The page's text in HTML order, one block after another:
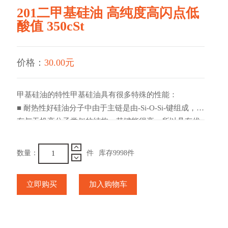
201二甲基硅油 高纯度高闪点低
酸值 350cSt
价格： 30.00元
甲基硅油的特性甲基硅油具有很多特殊的性能：
■ 耐热性好硅油分子中由于主链是由-Si-O-Si-键组成，具
有与无机高分子类似的结构，其键能很高，所以具有优
■ 耐氧化稳定性和耐候性好
■ 电气绝缘性好硅油具有良好的介电性能，随温度和周
波数的变化，其电气特性变化很小。介电常数随温度升
高而下降，但变化很少。硅油的功率因素低，随温度上
数量： 件 库存9998件
立即购买 加入购物车